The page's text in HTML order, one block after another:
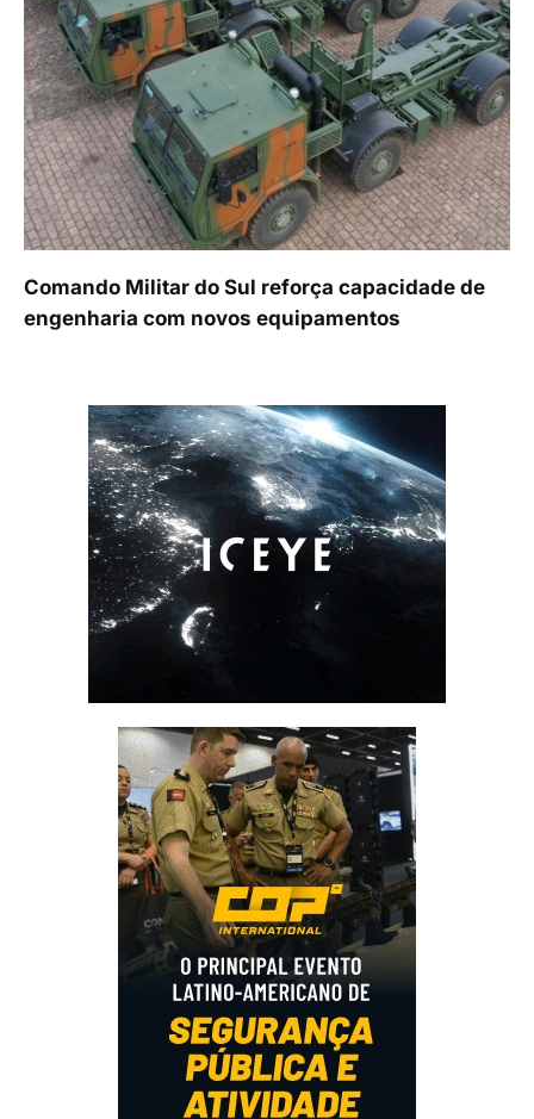
Comando Militar do Sul reforça capacidade de
engenharia com novos equipamentos